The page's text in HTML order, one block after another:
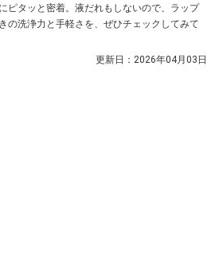
ピタッと密着。液だれもしないので、ラップ
の洗浄力と手軽さを、ぜひチェックしてみて
更新日： 2026年04月03日